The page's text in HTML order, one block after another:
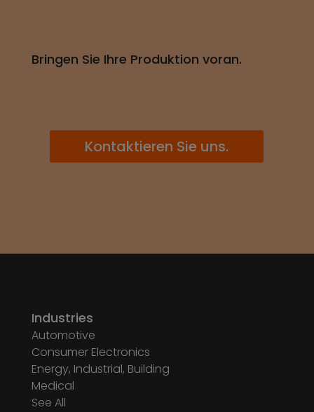
Bringen Sie Ihre Produktion voran.
Kontaktieren Sie uns.
Industries
Automotive
Consumer Electronics
Energy, Industrial, Building
Medical
See All